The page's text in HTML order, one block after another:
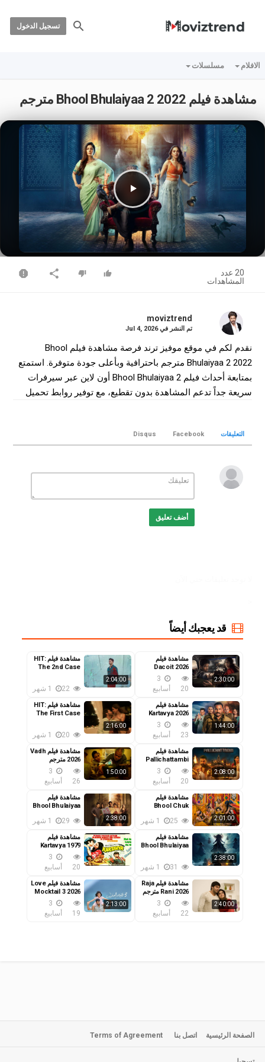
تسجيل الدخول
الافلام مسلسلات
مشاهدة فيلم Bhool Bhulaiyaa 2 2022 مترجم
20 عدد
المشاهدات
moviztrend
تم النشر فيJul 4, 2026
نقدم لكم في موقع موفيز ترند فرصة مشاهدة فيلم Bhool
Bhulaiyaa 2 2022 مترجم باحترافية وبأعلى جودة متوفرة. استمتع
بمتابعة أحداث فيلم Bhool Bhulaiyaa 2 أون لاين عبر سيرفرات
سريعة جداً تدعم المشاهدة بدون تقطيع، مع توفير روابط تحميل
التصنيف
الكلمات الدلالية
Bhool Bhulaiyaa 2
, فيلم Bhool Bhulaiyaa 2 2022 , مشاهدة
Bhool Bhulaiyaa 2
, تحميل فيلم Bhool Bhulaiyaa 2
Bhulaiyaa 2 movie,Bhool Bhulaiyaa 2 online
التعليقات Facebook
Disqus
أضف تعليق
قد يعجبك أيضاً
2:30:00
مشاهدة فيلم
Dacoit 2026
مترجم
20
3
أسابيع
2:04:00
مشاهدة فيلم HIT:
The 2nd Case
1:44:00
مشاهدة فيلم
Kartavya 2026
مترجم
23
3
أسابيع
2:16:00
مشاهدة فيلم HIT:
The First Case
2:08:00
مشاهدة فيلم
Pallichattambi
2026 مترجم
20
3
أسابيع
1:50:00
مشاهدة فيلم Vadh
2026 مترجم
26
3
أسابيع
2:01:00
مشاهدة فيلم
Bhool Chuk
2:38:00
مشاهدة فيلم
Bhool Bhulaiyaa
2:38:00
مشاهدة فيلم
Bhool Bhulaiyaa
مشاهدة فيلم
Kartavya 1979
مترجم
20
3
أسابيع
2:40:00
مشاهدة فيلم Raja
Rani 2026 مترجم
22
3
أسابيع
2:13:00
مشاهدة فيلم Love
Mocktail 3 2026
مترجم
19
3
أسابيع
الصفحة الرئيسية اتصل بنا Terms of Agreement